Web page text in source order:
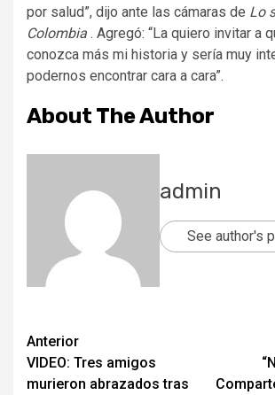
por salud”, dijo ante las cámaras de Lo
Colombia . Agregó: “La quiero invitar a
conozca más mi historia y sería muy
podernos encontrar cara a cara”.
About The Author
admin
See author's
Post
navigation
Anterior
VIDEO: Tres amigos
murieron abrazados tras